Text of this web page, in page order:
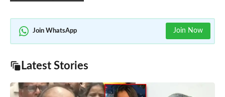
Join WhatsApp Join Now
Latest Stories